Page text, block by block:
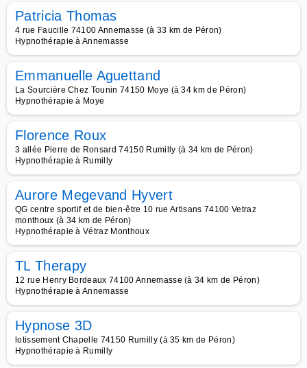
Patricia Thomas
4 rue Faucille 74100 Annemasse (à 33 km de Péron)
Hypnothérapie à Annemasse
Emmanuelle Aguettand
La Sourcière Chez Tounin 74150 Moye (à 34 km de Péron)
Hypnothérapie à Moye
Florence Roux
3 allée Pierre de Ronsard 74150 Rumilly (à 34 km de Péron)
Hypnothérapie à Rumilly
Aurore Megevand Hyvert
QG centre sportif et de bien-être 10 rue Artisans 74100 Vetraz
monthoux (à 34 km de Péron)
Hypnothérapie à Vétraz Monthoux
TL Therapy
12 rue Henry Bordeaux 74100 Annemasse (à 34 km de Péron)
Hypnothérapie à Annemasse
Hypnose 3D
lotissement Chapelle 74150 Rumilly (à 35 km de Péron)
Hypnothérapie à Rumilly